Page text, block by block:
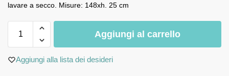
lavare a secco. Misure: 148xh. 25 cm
Aggiungi al carrello
Aggiungi alla lista dei desideri